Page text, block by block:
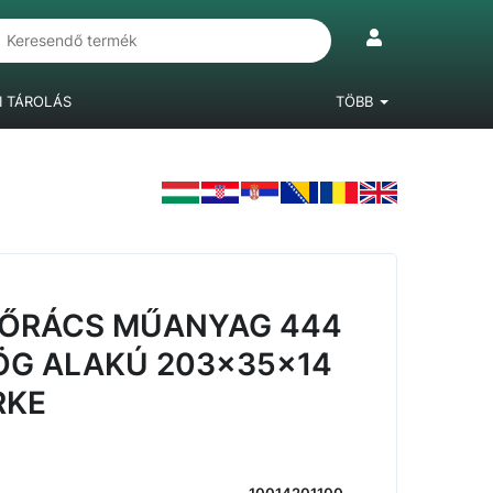
TÁROLÁS
TÖBB
MŰANYAG 444
ALAKÚ 203x35x14